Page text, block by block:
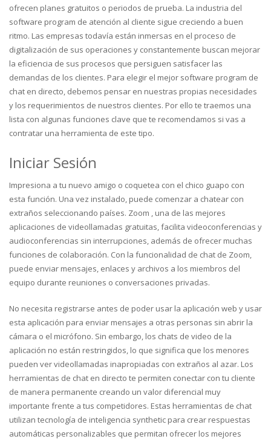
ofrecen planes gratuitos o periodos de prueba. La industria del
software program de atención al cliente sigue creciendo a buen
ritmo. Las empresas todavía están inmersas en el proceso de
digitalización de sus operaciones y constantemente buscan mejorar
la eficiencia de sus procesos que persiguen satisfacer las
demandas de los clientes. Para elegir el mejor software program de
chat en directo, debemos pensar en nuestras propias necesidades
y los requerimientos de nuestros clientes. Por ello te traemos una
lista con algunas funciones clave que te recomendamos si vas a
contratar una herramienta de este tipo.
Iniciar Sesión
Impresiona a tu nuevo amigo o coquetea con el chico guapo con
esta función. Una vez instalado, puede comenzar a chatear con
extraños seleccionando países. Zoom , una de las mejores
aplicaciones de videollamadas gratuitas, facilita videoconferencias y
audioconferencias sin interrupciones, además de ofrecer muchas
funciones de colaboración. Con la funcionalidad de chat de Zoom,
puede enviar mensajes, enlaces y archivos a los miembros del
equipo durante reuniones o conversaciones privadas.
No necesita registrarse antes de poder usar la aplicación web y usar
esta aplicación para enviar mensajes a otras personas sin abrir la
cámara o el micrófono. Sin embargo, los chats de video de la
aplicación no están restringidos, lo que significa que los menores
pueden ver videollamadas inapropiadas con extraños al azar. Los
herramientas de chat en directo te permiten conectar con tu cliente
de manera permanente creando un valor diferencial muy
importante frente a tus competidores. Estas herramientas de chat
utilizan tecnología de inteligencia synthetic para crear respuestas
automáticas personalizables que permitan ofrecer los mejores